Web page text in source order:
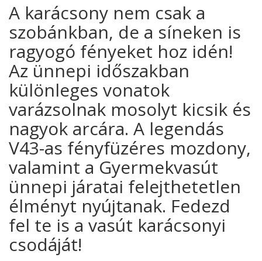
A karácsony nem csak a
szobánkban, de a síneken is
ragyogó fényeket hoz idén!
Az ünnepi időszakban
különleges vonatok
varázsolnak mosolyt kicsik és
nagyok arcára. A legendás
V43-as fényfüzéres mozdony,
valamint a Gyermekvasút
ünnepi járatai felejthetetlen
élményt nyújtanak. Fedezd
fel te is a vasút karácsonyi
csodáját!